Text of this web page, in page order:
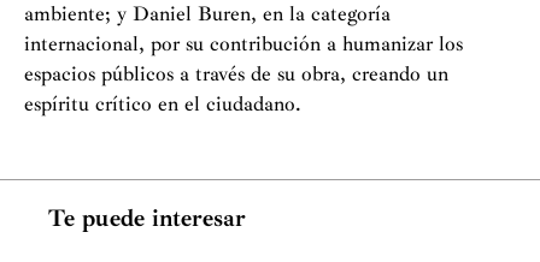
ambiente; y Daniel Buren, en la categoría
internacional, por su contribución a humanizar los
espacios públicos a través de su obra, creando un
espíritu crítico en el ciudadano.
Te puede interesar